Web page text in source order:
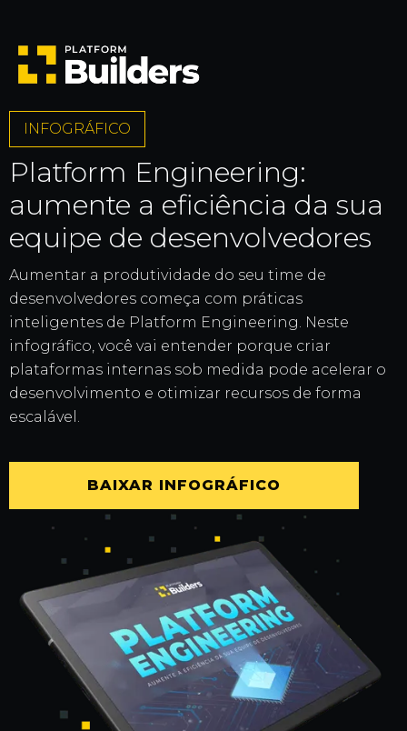
INFOGRÁFICO
Platform Engineering:
aumente a eficiência da sua
equipe de desenvolvedores
Aumentar a produtividade do seu time de
desenvolvedores começa com práticas
inteligentes de Platform Engineering. Neste
infográfico, você vai entender porque criar
plataformas internas sob medida pode acelerar o
desenvolvimento e otimizar recursos de forma
escalável.
BAIXAR INFOGRÁFICO